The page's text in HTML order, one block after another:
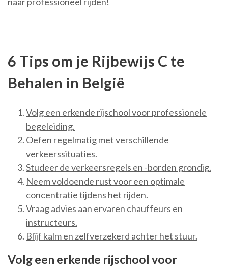
6 Tips om je Rijbewijs C te
Behalen in België
Volg een erkende rijschool voor professionele
begeleiding.
Oefen regelmatig met verschillende
verkeerssituaties.
Studeer de verkeersregels en -borden grondig.
Neem voldoende rust voor een optimale
concentratie tijdens het rijden.
Vraag advies aan ervaren chauffeurs en
instructeurs.
Blijf kalm en zelfverzekerd achter het stuur.
Volg een erkende rijschool voor